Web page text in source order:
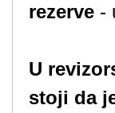
rezerve -
U
stoji da